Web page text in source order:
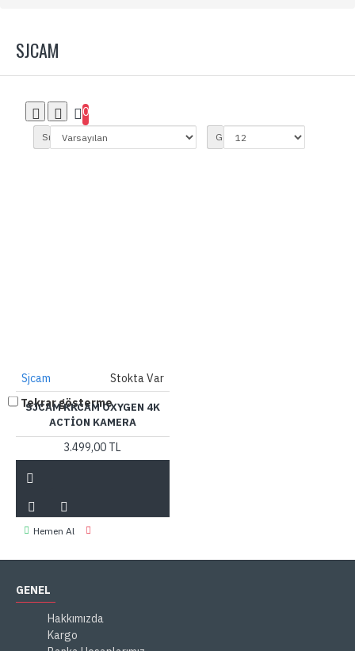
Tekrar gösterme
SJCAM
0
Sırala: Göster:
Sjcam Stokta Var
SJCAM KKCAM OXYGEN 4K
ACTION KAMERA
3.499,00 TL
Hemen Al
GENEL
Hakkımızda
Kargo